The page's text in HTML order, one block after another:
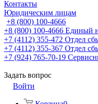
Контакты
Юридическим лицам
+8 (800) 100-4666
+8 (800) 100-4666 Единый
+7 (4112) 355-472 Отдел
+7 (4112) 355-367 Отдел
+7 (924) 765-70-19
Задать вопрос
Войти